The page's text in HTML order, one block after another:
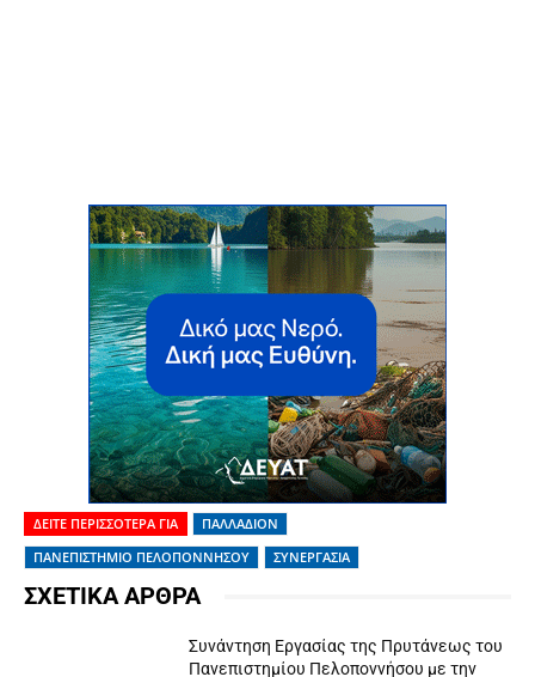
ΔΕΙΤΕ ΠΕΡΙΣΣΟΤΕΡΑ ΓΙΑ
ΠΑΛΛΑΔΙΟΝ
ΠΑΝΕΠΙΣΤΗΜΙΟ ΠΕΛΟΠΟΝΝΗΣΟΥ
ΣΥΝΕΡΓΑΣΙΑ
ΣΧΕΤΙΚΑ ΑΡΘΡΑ
Συνάντηση Εργασίας της Πρυτάνεως του
Πανεπιστημίου Πελοποννήσου με την